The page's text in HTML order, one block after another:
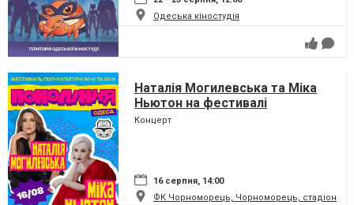
Одеська кіностудія
Наталія Могилевська та Міка
Ньютон на фестивалі
"Покоління"
Концерт
16 серпня, 14:00
ФК Чорноморець, Чорноморець, стадіон